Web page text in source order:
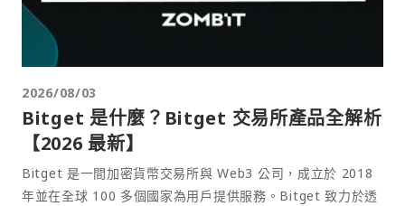
2026/08/03
Bitget 是什麼？Bitget 交易所產品全解析
【2026 最新】
Bitget 是一間加密貨幣交易所與 Web3 公司，成立於 2018
年並在全球 100 多個國家為用戶提供服務。Bitget 致力於透